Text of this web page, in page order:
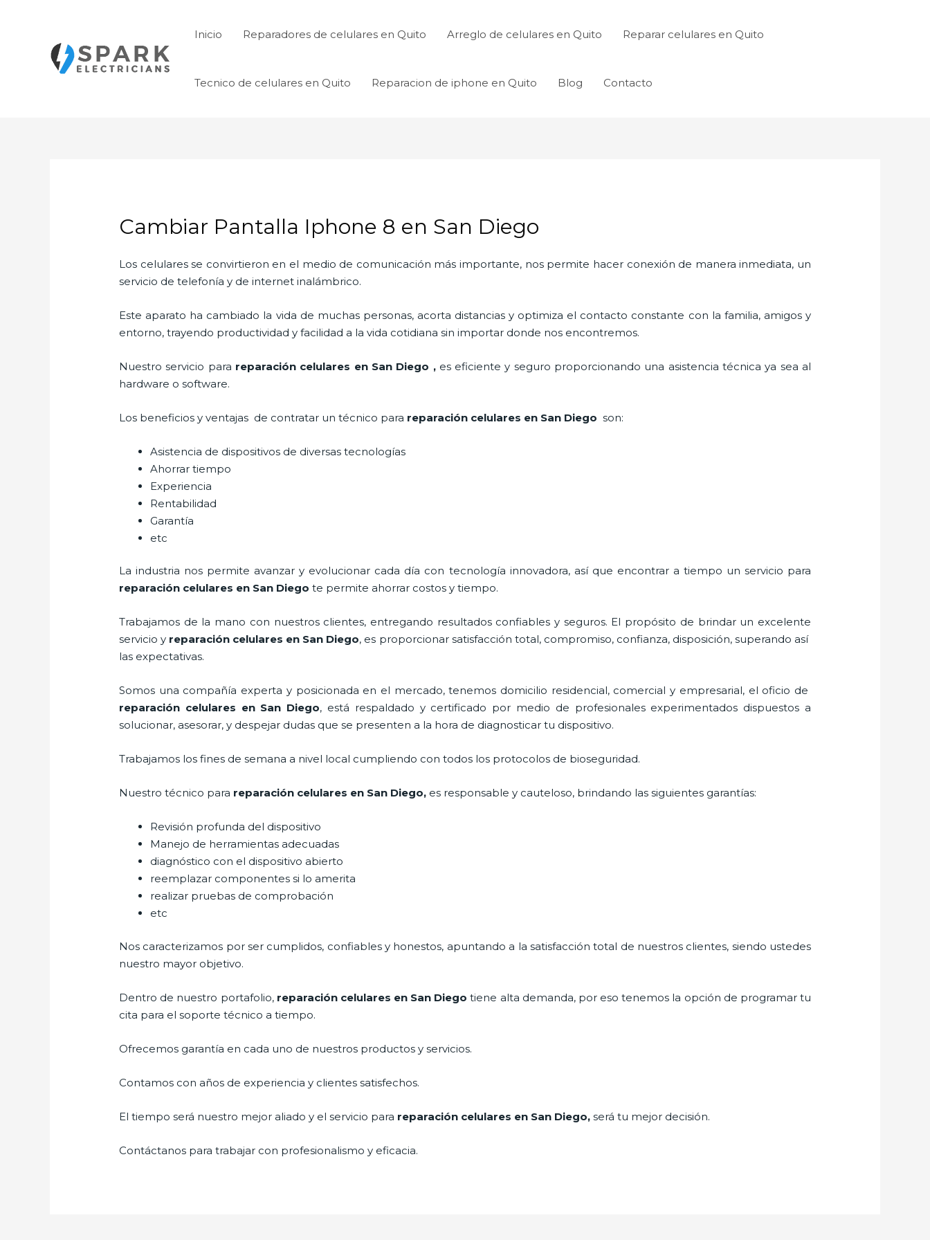
Inicio Reparadores de celulares en Quito Arreglo de celulares en Quito Reparar celulares en Quito
Tecnico de celulares en Quito Reparacion de iphone en Quito Blog Contacto
Cambiar Pantalla Iphone 8 en San Diego
Los celulares se convirtieron en el medio de comunicación más importante, nos permite hacer conexión de manera inmediata, un
servicio de telefonía y de internet inalámbrico.
Este aparato ha cambiado la vida de muchas personas, acorta distancias y optimiza el contacto constante con la familia, amigos y
entorno, trayendo productividad y facilidad a la vida cotidiana sin importar donde nos encontremos.
Nuestro servicio para reparación celulares en San Diego ,es eficiente y seguro proporcionando una asistencia técnica ya sea al
hardware o software.
Los beneficios y ventajas de contratar un técnico para reparación celulares en San Diegoson:
Asistencia de dispositivos de diversas tecnologías
Ahorrar tiempo
Experiencia
Rentabilidad
Garantía
etc
La industria nos permite avanzar y evolucionar cada día con tecnología innovadora, así que encontrar a tiempo un servicio para
reparación celulares en San Diego te permite ahorrar costos y tiempo.
Trabajamos de la mano con nuestros clientes, entregando resultados confiables y seguros. El propósito de brindar un excelente
servicio y reparación celulares en San Diego, es proporcionar satisfacción total, compromiso, confianza, disposición, superando así
las expectativas.
Somos una compañía experta y posicionada en el mercado, tenemos domicilio residencial, comercial y empresarial, el oficio de
reparación celulares en San Diego, está respaldado y certificado por medio de profesionales experimentados dispuestos a
solucionar, asesorar, y despejar dudas que se presenten a la hora de diagnosticar tu dispositivo.
Trabajamos los fines de semana a nivel local cumpliendo con todos los protocolos de bioseguridad.
Nuestro técnico para reparación celulares en San Diego, es responsable y cauteloso, brindando las siguientes garantías:
Revisión profunda del dispositivo
Manejo de herramientas adecuadas
diagnóstico con el dispositivo abierto
reemplazar componentes si lo amerita
realizar pruebas de comprobación
etc
Nos caracterizamos por ser cumplidos, confiables y honestos, apuntando a la satisfacción total de nuestros clientes, siendo ustedes
nuestro mayor objetivo.
Dentro de nuestro portafolio, reparación celulares en San Diego tiene alta demanda, por eso tenemos la opción de programar tu
cita para el soporte técnico a tiempo.
Ofrecemos garantía en cada uno de nuestros productos y servicios.
Contamos con años de experiencia y clientes satisfechos.
El tiempo será nuestro mejor aliado y el servicio para reparación celulares en San Diego,será tu mejor decisión.
Contáctanos para trabajar con profesionalismo y eficacia.